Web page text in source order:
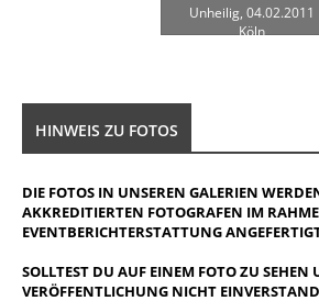
Unheilig, 04.02.2011
Köln
HINWEIS ZU FOTOS
DIE FOTOS IN UNSEREN GALERIEN
AKKREDITIERTEN FOTOGRAFEN IM
EVENTBERICHTERSTATTUNG
SOLLTEST DU AUF EINEM FOTO ZU SEHEN
VERÖFFENTLICHUNG NICHT